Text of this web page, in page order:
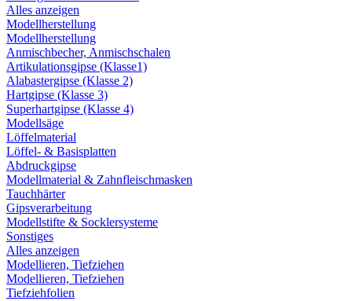
Alles anzeigen
Modellherstellung
Modellherstellung
Anmischbecher, Anmischschalen
Artikulationsgipse (Klasse1)
Alabastergipse (Klasse 2)
Hartgipse (Klasse 3)
Superhartgipse (Klasse 4)
Modellsäge
Löffelmaterial
Löffel- & Basisplatten
Abdruckgipse
Modellmaterial & Zahnfleischmasken
Tauchhärter
Gipsverarbeitung
Modellstifte & Socklersysteme
Sonstiges
Alles anzeigen
Modellieren, Tiefziehen
Modellieren, Tiefziehen
Tiefziehfolien